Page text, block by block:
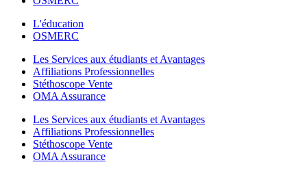
L'éducation
OSMERC
Les Services aux étudiants et Avantages
Affiliations Professionnelles
Stéthoscope Vente
OMA Assurance
Les Services aux étudiants et Avantages
Affiliations Professionnelles
Stéthoscope Vente
OMA Assurance